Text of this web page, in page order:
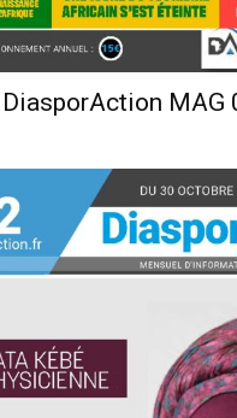
DiasporAction MAG